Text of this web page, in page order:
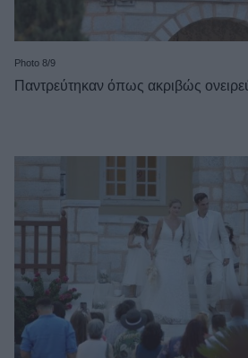
Photo 8/9
Παντρεύτηκαν όπως ακριβώς